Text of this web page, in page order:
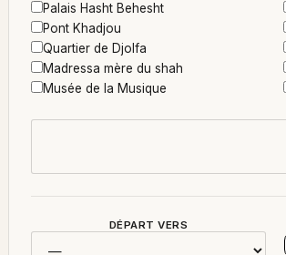
Palais Hasht Behesht
Pont Khadjou
Quartier de Djolfa
Madressa mère du shah
Musée de la Musique
DÉPART VERS